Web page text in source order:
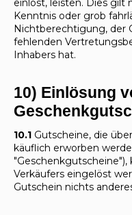
einlöst, leisten. Dies gilt
Kenntnis oder grob
Nichtberechtigung, der
fehlenden
Inhabers hat.
10) Einlösung
10.1 Gutscheine, die
käuflich erworben
Verkäufers eingelöst
Gutschein nichts